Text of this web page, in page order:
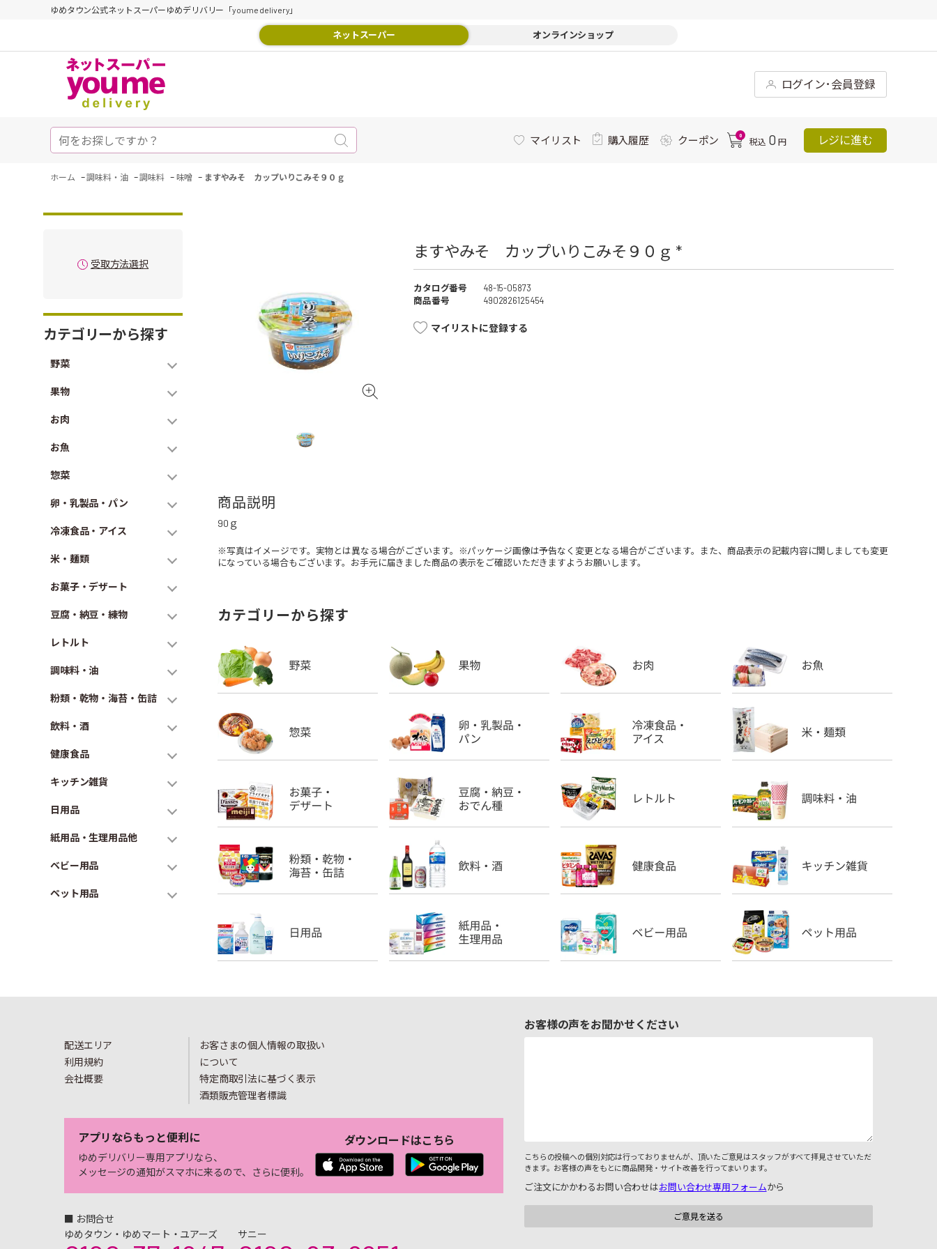
ゆめタウン公式ネットスーパーゆめデリバリー「youme delivery」
ネットスーパー オンラインショップ
ログイン･会員登録
マイリスト 購入履歴 クーポン 0
税込 0 円 レジに進む
ホーム -調味料・油 -調味料 - 味噌 - ますやみそ カップいりこみそ９０ｇ
受取方法選択
カテゴリーから探す
野菜
果物
お肉
お魚
惣菜
卵・乳製品・パン
冷凍食品・アイス
米・麺類
お菓子・デザート
豆腐・納豆・練物
レトルト
調味料・油
粉類・乾物・海苔・缶詰
飲料・酒
健康食品
キッチン雑貨
日用品
紙用品・生理用品他
ベビー用品
ペット用品
ますやみそ カップいりこみそ９０ｇ *
カタログ番号
48-15-05873
商品番号
4902826125454
マイリストに登録する
商品説明
90ｇ
※写真はイメージです。実物とは異なる場合がございます。※パッケージ画像は予告なく変更となる場合がございます。また、商品表示の記載内容に関しましても変更
になっている場合もございます。お手元に届きました商品の表示をご確認いただきますようお願いします。
カテゴリーから探す
配送エリア
利用規約
会社概要
お客さまの個人情報の取扱い
について
特定商取引法に基づく表示
酒類販売管理者標識
アプリならもっと便利に
ゆめデリバリー専用アプリなら、
メッセージの通知がスマホに来るので、さらに便利。
ダウンロードはこちら
■ お問合せ
ゆめタウン・ゆめマート・ユアーズ
サニー
お客様の声をお聞かせください
こちらの投稿への個別対応は行っておりませんが、頂いたご意見はスタッフがすべて拝見させていただ
きます。お客様の声をもとに商品開発・サイト改善を行ってまいります。
ご注文にかかわるお問い合わせはお問い合わせ専用フォームから